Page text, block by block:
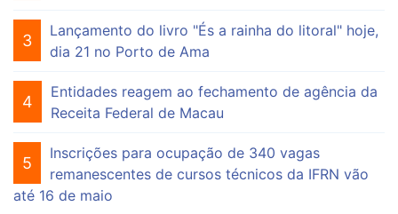
3
Lançamento do livro "És a rainha do litoral" hoje,
dia 21 no Porto de Ama
4
Entidades reagem ao fechamento de agência da
Receita Federal de Macau
5
Inscrições para ocupação de 340 vagas
remanescentes de cursos técnicos da IFRN vão
até 16 de maio